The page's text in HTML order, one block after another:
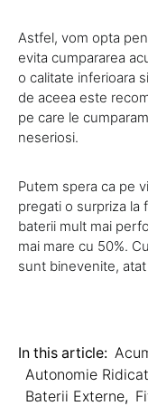
Astfel, vom opta
evita cumpararea
o calitate inferioara
de aceea este
pe care le
neseriosi.
Putem spera ca pe
pregati o surpriza la
baterii mult mai
mai mare cu 50%.
sunt binevenite, atat
In this article:
Autonomie
Baterii Externe,